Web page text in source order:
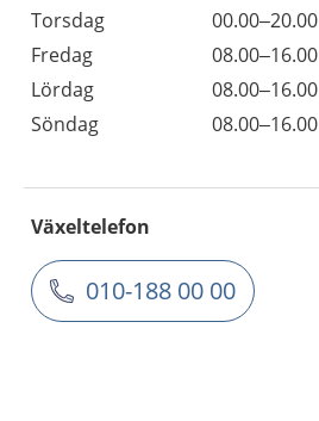
Torsdag
00.00–20.00
Fredag
08.00–16.00
Lördag
08.00–16.00
Söndag
08.00–16.00
Växeltelefon
010-188 00 00